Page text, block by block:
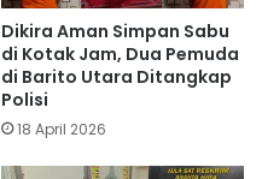
Dikira Aman Simpan Sabu
di Kotak Jam, Dua Pemuda
di Barito Utara Ditangkap
Polisi
18 April 2026